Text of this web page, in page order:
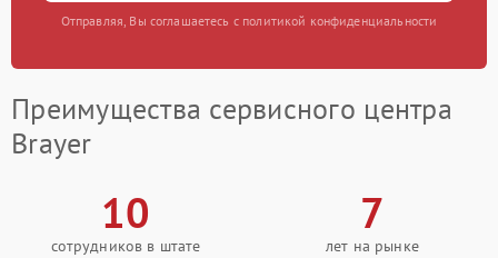
Отправляя, Вы соглашаетесь с политикой конфиденциальности
Преимущества сервисного центра
Brayer
10
сотрудников в штате
7
лет на рынке